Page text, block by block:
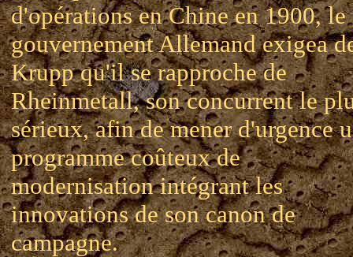
d'opérations en Chine en 1900, le
gouvernement Allemand exigea
Krupp qu'il se rapproche de
Rheinmetall, son concurrent le
sérieux, afin de mener d'urgence
programme coûteux de
modernisation intégrant les
innovations de son canon de
campagne.